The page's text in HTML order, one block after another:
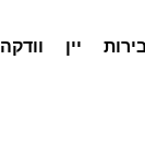
יין וודקה